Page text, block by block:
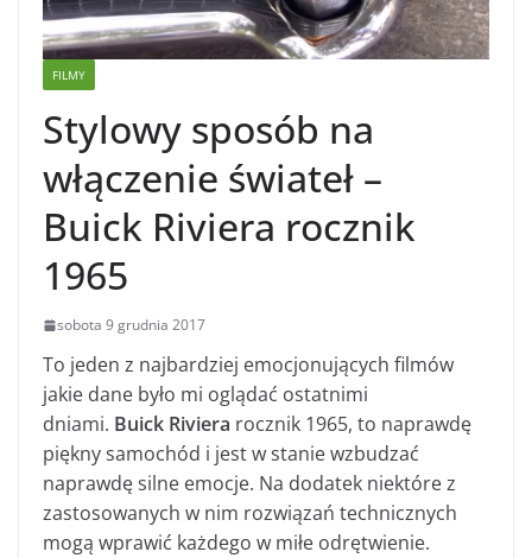
FILMY
Stylowy sposób na
włączenie świateł –
Buick Riviera rocznik
1965
sobota 9 grudnia 2017
To jeden z najbardziej emocjonujących filmów
jakie dane było mi oglądać ostatnimi
dniami. Buick Riviera rocznik 1965, to naprawdę
piękny samochód i jest w stanie wzbudzać
naprawdę silne emocje. Na dodatek niektóre z
zastosowanych w nim rozwiązań technicznych
mogą wprawić każdego w miłe odrętwienie.